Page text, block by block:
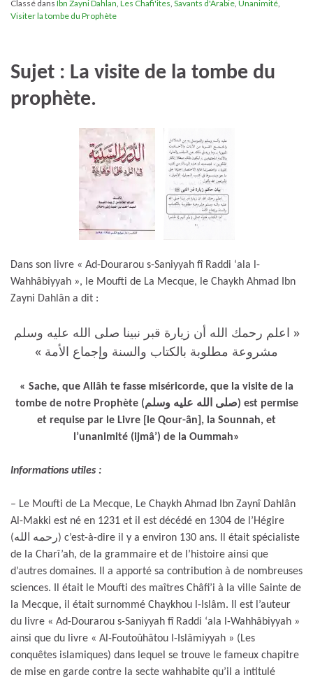
Classé dans Ibn Zayni Dahlan Les Chafi'ites Savants d'Arabie Unanimité
Visiter la tombe du Prophète
Sujet : La visite de la tombe du
prophète.
Dans son livre « Ad-Dourarou s-Saniyyah fî Raddi ‘ala l-
Wahhâbiyyah », le Moufti de La Mecque, le Chaykh Ahmad Ibn
Zayni Dahlân a dit :
« اعلم رحمك الله أن زيارة قبر نبينا صلى الله عليه وسلم
مشروعة مطلوبة بالكتاب والسنة وإجماع الأمة »
« Sache, que Allâh te fasse miséricorde, que la visite de la
tombe de notre Prophète (صلى الله عليه وسلم) est permise
et requise par le Livre [le Qour-ân], la Sounnah, et
l’unanimité (ijmâ’) de la Oummah»
Informations utiles :
– Le Moufti de La Mecque, Le Chaykh Ahmad Ibn Zaynî Dahlân
Al-Makki est né en 1231 et il est décédé en 1304 de l’Hégire
(رحمه الله) c’est-à-dire il y a environ 130 ans. Il était spécialiste
de la Charî’ah, de la grammaire et de l’histoire ainsi que
d’autres domaines. Il a apporté sa contribution à de nombreuses
sciences. Il était le Moufti des maîtres Châfi’i à la ville Sainte de
la Mecque, il était surnommé Chaykhou l-Islâm. Il est l’auteur
du livre « Ad-Dourarou s-Saniyyah fî Raddi ‘ala l-Wahhâbiyyah »
ainsi que du livre « Al-Foutoûhâtou l-Islâmiyyah » (Les
conquêtes islamiques) dans lequel se trouve le fameux chapitre
de mise en garde contre la secte wahhabite qu’il a intitulé